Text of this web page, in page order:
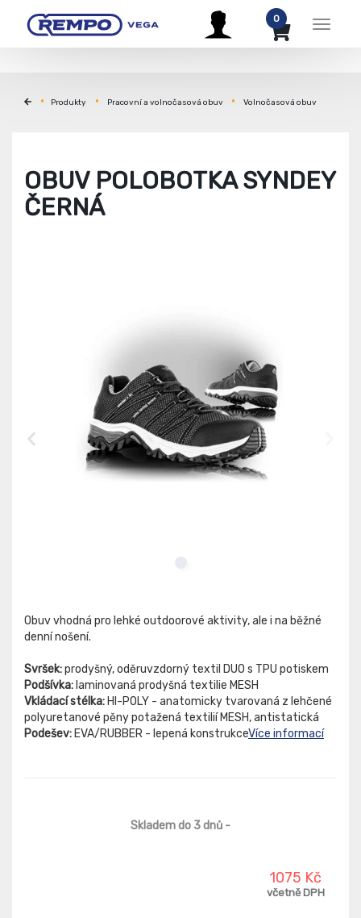
Menu
0
Produkty Pracovní a volnočasová obuv Volnočasová obuv
OBUV POLOBOTKA SYNDEY
ČERNÁ
Obuv vhodná pro lehké outdoorové aktivity, ale i na běžné
denní nošení.
Svršek:prodyšný, oděruvzdorný textil DUO s TPU potiskem
Podšívka: laminovaná prodyšná textilie MESH
Vkládací stélka: HI-POLY - anatomicky tvarovaná z lehčené
polyuretanové pěny potažená textilií MESH, antistatická
Podešev: EVA/RUBBER - lepená konstrukceVíce informací
Skladem do 3 dnů -
1075 Kč
včetně DPH